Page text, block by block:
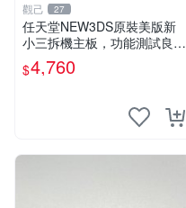
觀己 27
任天堂NEW3DS原裝美版新
小三拆機主板，功能測試良好
成色佳 全新任天堂3DS主機
板 備用板 測試保證 功能正常
$4,760